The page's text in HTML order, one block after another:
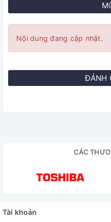
Nội dung đang cập nhật.
ĐÁNH
CÁC
Tài khoản